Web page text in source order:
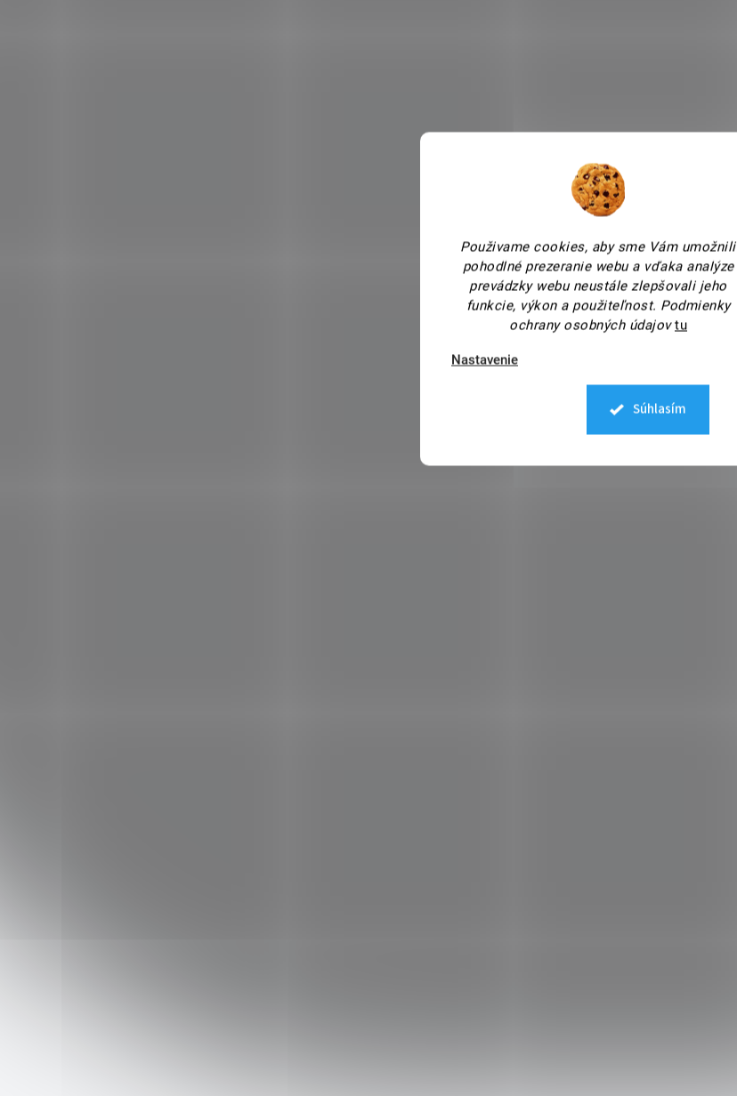
Použivame cookies, aby sme Vám umožnili
pohodlné prezeranie webu a vďaka analýze
prevádzky webu neustále zlepšovali jeho
funkcie, výkon a použiteľnost. Podmienky
ochrany osobných údajov tu
Nastavenie
Súhlasím